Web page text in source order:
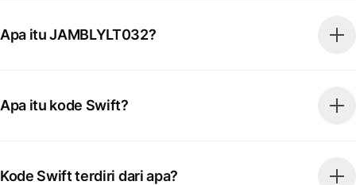
Apa itu JAMBLYLT032?
Apa itu kode Swift?
Kode Swift terdiri dari apa?